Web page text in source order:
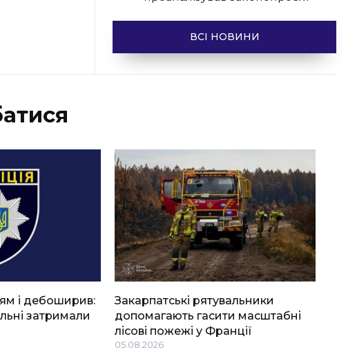
ВСІ НОВИНИ
і дебоширив:
затримали
Закарпатські рятувальники
допомагають гасити масштабні
лісові пожежі у Франції
05.08.2026